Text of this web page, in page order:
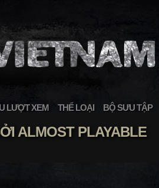
LƯỢT XEM THỂ LOẠI BỘ SƯU TẬP
ALMOST PLAYABLE